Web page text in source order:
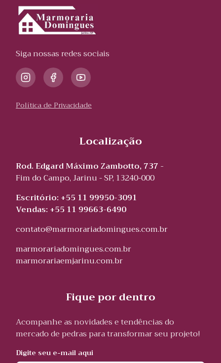
Siga nossas redes sociais
Política de Privacidade
Localização
Rod. Edgard Máximo Zambotto, 737 -
Fim do Campo, Jarinu - SP, 13240-000
Escritório: +55 11 99950-3091
Vendas: +55 11 99663-6490
contato@marmorariadomingues.com.br
marmorariadomingues.com.br
marmorariaemjarinu.com.br
Fique por dentro
Acompanhe as novidades e tendências do
mercado de pedras para transformar seu projeto!
Digite seu e-mail aqui